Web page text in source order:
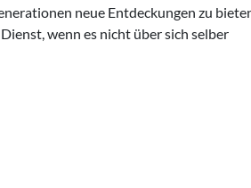
neue Entdeckungen zu
wenn es nicht über sich selber